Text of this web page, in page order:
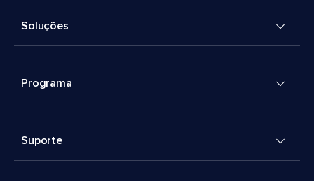
Soluções
Programa
Suporte